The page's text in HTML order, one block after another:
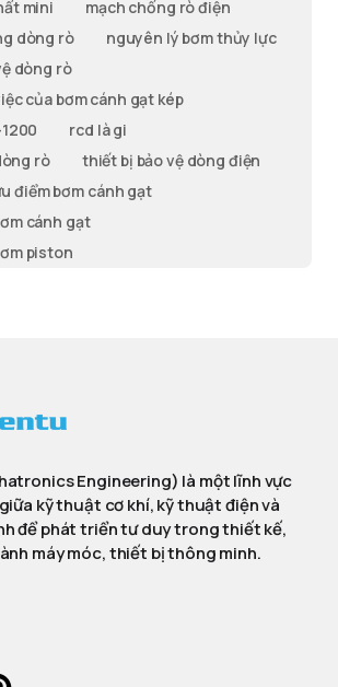
mini
mạch chống rò điện
dòng rò
nguyên lý bơm thủy lực
dòng rò
của bơm cánh gạt kép
rcd là gi
rò
thiết bị bảo vệ dòng điện
điểm bơm cánh gạt
cánh gạt
piston
Engineering) là một lĩnh vực
kỹ thuật cơ khí, kỹ thuật điện và
để phát triển tư duy trong thiết kế,
máy móc, thiết bị thông minh.